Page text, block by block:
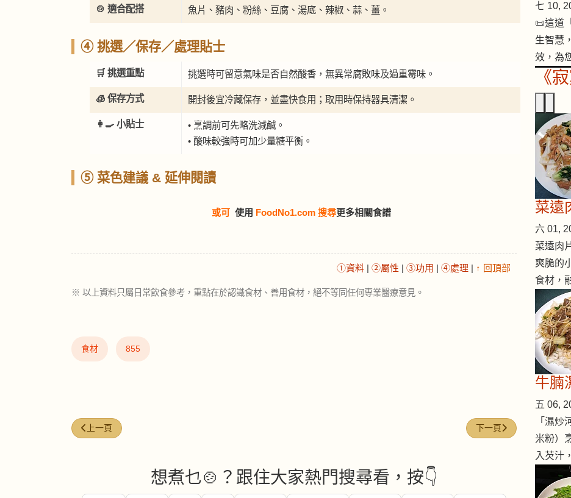
🍲 適合配搭 魚片、豬肉、粉絲、豆腐、湯底、辣椒、蒜、薑。
④ 挑選／保存／處理貼士
🛒 挑選重點 挑選時可留意氣味是否自然酸香，無異常腐敗味及過重霉味。
🧊 保存方式 開封後宜冷藏保存，並盡快食用；取用時保持器具清潔。
👩‍🍳 小貼士
• 烹調前可先略洗減鹹。
• 酸味較強時可加少量糖平衡。
⑤ 菜色建議 & 延伸閱讀
或可 使用 FoodNo1.com 搜尋更多相關食譜
①資料 | ②屬性 | ③功用 | ④處理 | ↑ 回頂部
※ 以上資料只屬日常飲食參考，重點在於認識食材、善用食材，絕不等同任何專業醫療意見。
食材 855
上一篇文章: 鰹魚粉 (Bonito powder)
上一頁 下一篇文章: 味噌 (Miso)
下一頁
想煮乜🍲？跟住大家熱門搜尋看，按👇
七 10,
📜這道
生智慧
效，為
《
菜遠
六 01,
菜遠肉
爽脆的
食材，
牛腩
五 06,
「濕炒
米粉）
入芡汁